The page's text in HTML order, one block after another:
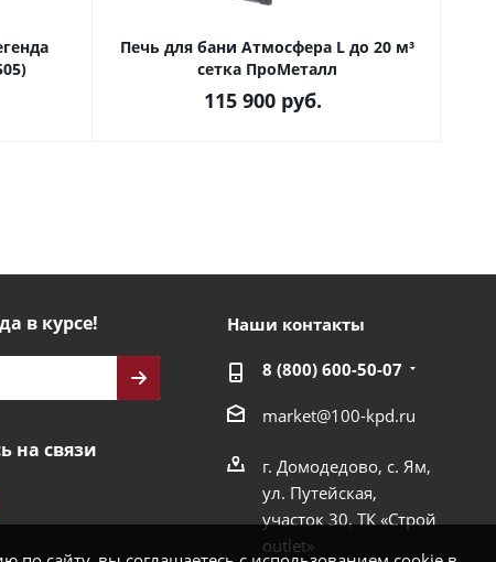
Печь для бани Атмосфера L до 20 м³
сетка ПроМеталл
115 900 руб.
в курсе!
на связи
Наши контакты
8 (800) 600-50-07
market@100-kpd.ru
г. Домодедово, с. Ям,
ул. Путейская,
участок 30, ТК «Строй
outlet»